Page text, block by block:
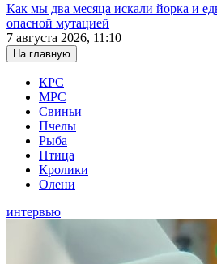
Как мы два месяца искали йорка и
опасной мутацией
7 августа 2026, 11:10
На главную
КРС
МРС
Свиньи
Пчелы
Рыба
Птица
Кролики
Олени
интервью